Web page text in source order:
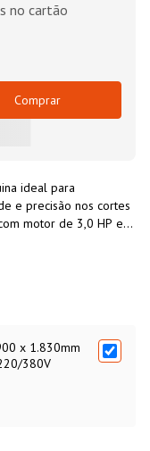
no cartão
Comprar
ideal para
e precisão nos cortes
motor de 3,0 HP ela
chapas de MDF e
x 1.830mm
380V